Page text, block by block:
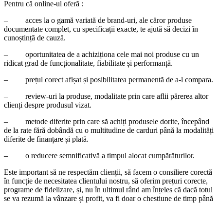
Pentru că online-ul oferă :
– acces la o gamă variată de brand-uri, ale căror produse
documentate complet, cu specificații exacte, te ajută să decizi în
cunoștință de cauză.
– oportunitatea de a achiziționa cele mai noi produse cu un
ridicat grad de funcționalitate, fiabilitate și performanță.
– prețul corect afișat și posibilitatea permanentă de a-l compara.
– review-uri la produse, modalitate prin care aflii părerea altor
clienți despre produsul vizat.
– metode diferite prin care să achiți produsele dorite, începând
de la rate fără dobândă cu o multitudine de carduri până la modalități
diferite de finanțare și plată.
– o reducere semnificativă a timpul alocat cumpărăturilor.
Este important să ne respectăm clienții, să facem o consiliere corectă
în funcție de necesitatea clientului nostru, să oferim prețuri corecte,
programe de fidelizare, și, nu în ultimul rând am înțeles că dacă totul
se va rezumă la vânzare și profit, va fi doar o chestiune de timp până